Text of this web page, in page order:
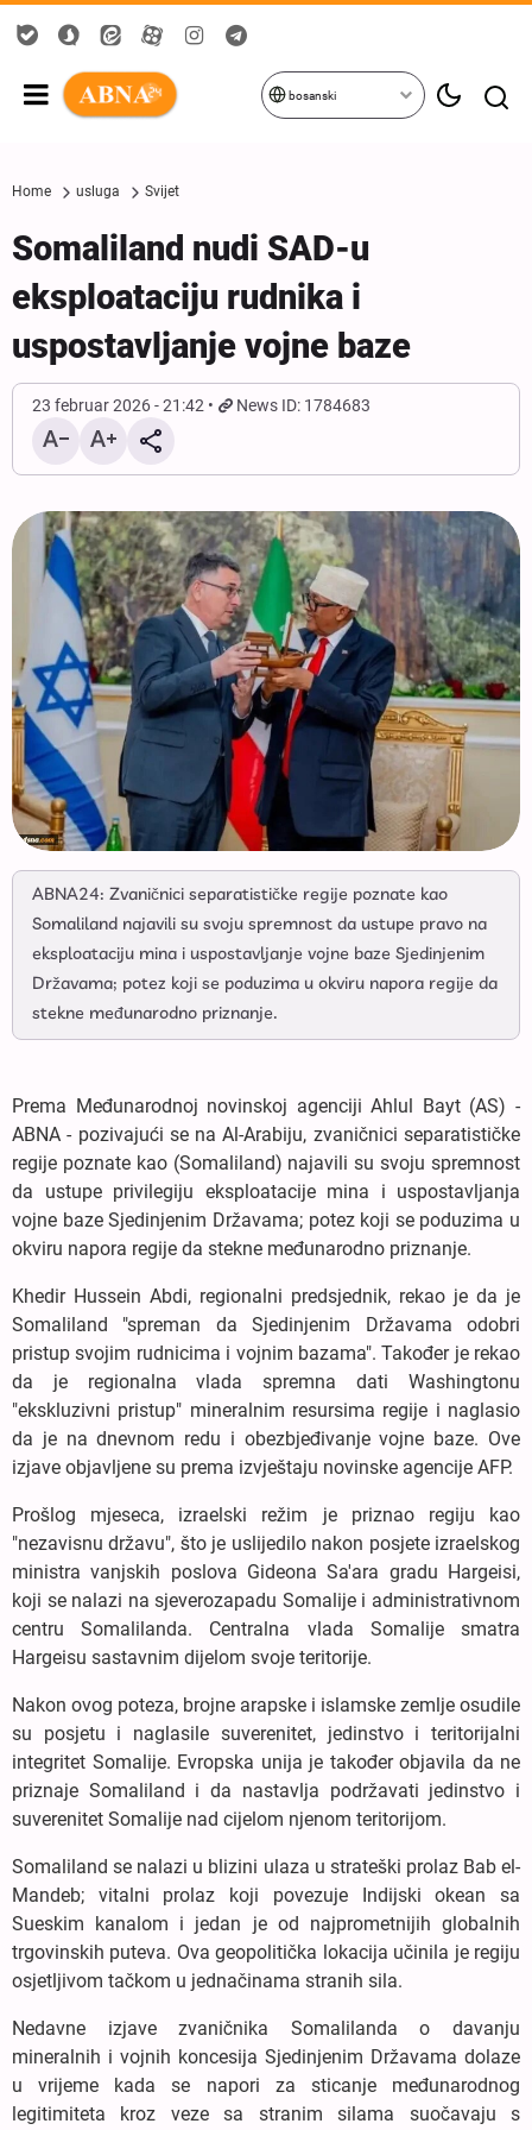
bosanski
Home usluga Svijet
Somaliland nudi SAD-u
eksploataciju rudnika i
uspostavljanje vojne baze
23 februar 2026 - 21:42 News ID: 1784683
ABNA24: Zvaničnici separatističke regije poznate kao
Somaliland najavili su svoju spremnost da ustupe pravo na
eksploataciju mina i uspostavljanje vojne baze Sjedinjenim
Državama; potez koji se poduzima u okviru napora regije da
stekne međunarodno priznanje.
Prema Međunarodnoj novinskoj agenciji Ahlul Bayt (AS) -
ABNA - pozivajući se na Al-Arabiju, zvaničnici separatističke
regije poznate kao (Somaliland) najavili su svoju spremnost
da ustupe privilegiju eksploatacije mina i uspostavljanja
vojne baze Sjedinjenim Državama; potez koji se poduzima u
okviru napora regije da stekne međunarodno priznanje.
Khedir Hussein Abdi, regionalni predsjednik, rekao je da je
Somaliland "spreman da Sjedinjenim Državama odobri
pristup svojim rudnicima i vojnim bazama". Također je rekao
da je regionalna vlada spremna dati Washingtonu
"ekskluzivni pristup" mineralnim resursima regije i naglasio
da je na dnevnom redu i obezbjeđivanje vojne baze. Ove
izjave objavljene su prema izvještaju novinske agencije AFP.
Prošlog mjeseca, izraelski režim je priznao regiju kao
"nezavisnu državu", što je uslijedilo nakon posjete izraelskog
ministra vanjskih poslova Gideona Sa'ara gradu Hargeisi,
koji se nalazi na sjeverozapadu Somalije i administrativnom
centru Somalilanda. Centralna vlada Somalije smatra
Hargeisu sastavnim dijelom svoje teritorije.
Nakon ovog poteza, brojne arapske i islamske zemlje osudile
su posjetu i naglasile suverenitet, jedinstvo i teritorijalni
integritet Somalije. Evropska unija je također objavila da ne
priznaje Somaliland i da nastavlja podržavati jedinstvo i
suverenitet Somalije nad cijelom njenom teritorijom.
Somaliland se nalazi u blizini ulaza u strateški prolaz Bab el-
Mandeb; ​​vitalni prolaz koji povezuje Indijski okean sa
Sueskim kanalom i jedan je od najprometnijih globalnih
trgovinskih puteva. Ova geopolitička lokacija učinila je regiju
osjetljivom tačkom u jednačinama stranih sila.
Nedavne izjave zvaničnika Somalilanda o davanju
mineralnih i vojnih koncesija Sjedinjenim Državama dolaze
u vrijeme kada se napori za sticanje međunarodnog
legitimiteta kroz veze sa stranim silama suočavaju s